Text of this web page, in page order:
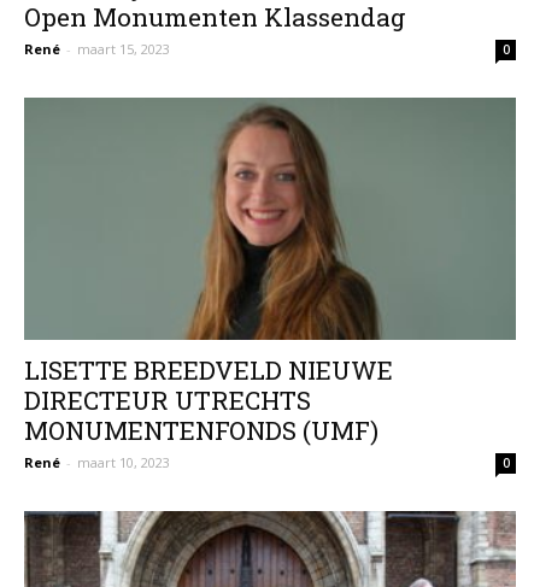
Open Monumenten Klassendag
René - maart 15, 2023 0
LISETTE BREEDVELD NIEUWE
DIRECTEUR UTRECHTS
MONUMENTENFONDS (UMF)
René - maart 10, 2023 0